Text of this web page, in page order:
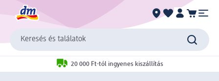
Keresés és találatok
20 000 Ft-tól ingyenes kiszállítás